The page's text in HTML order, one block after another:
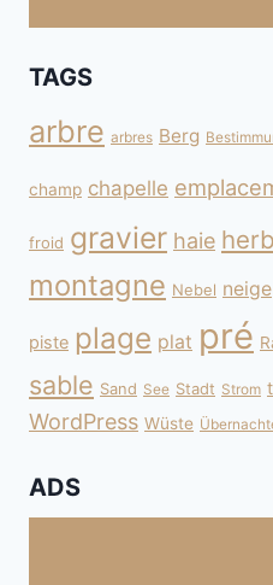
TAGS
arbre arbres Berg
champ chapelle
froid gravier haie
montagne Nebel neige
piste plage plat pré
sable Sand See Stadt Strom
WordPress Wüste
ADS